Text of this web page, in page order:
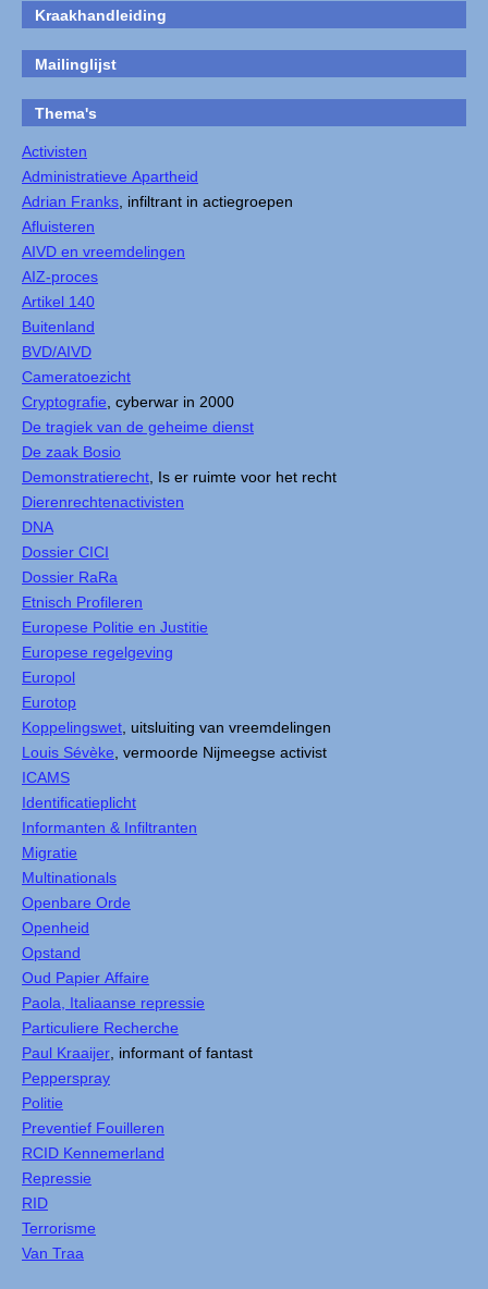
Kraakhandleiding
Mailinglijst
Thema's
Activisten
Administratieve Apartheid
Adrian Franks , infiltrant in actiegroepen
Afluisteren
AIVD en vreemdelingen
AIZ-proces
Artikel 140
Buitenland
BVD/AIVD
Cameratoezicht
Cryptografie , cyberwar in 2000
De tragiek van de geheime dienst
De zaak Bosio
Demonstratierecht , Is er ruimte voor het recht
Dierenrechtenactivisten
DNA
Dossier CICI
Dossier RaRa
Etnisch Profileren
Europese Politie en Justitie
Europese regelgeving
Europol
Eurotop
Koppelingswet , uitsluiting van vreemdelingen
Louis Sévèke , vermoorde Nijmeegse activist
ICAMS
Identificatieplicht
Informanten & Infiltranten
Migratie
Multinationals
Openbare Orde
Openheid
Opstand
Oud Papier Affaire
Paola, Italiaanse repressie
Particuliere Recherche
Paul Kraaijer , informant of fantast
Pepperspray
Politie
Preventief Fouilleren
RCID Kennemerland
Repressie
RID
Terrorisme
Van Traa